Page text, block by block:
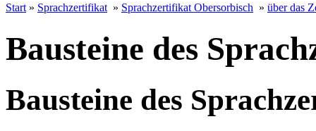
Start» Sprachzertifikat» Sprachzertifikat Obersorbisch » über das
Bausteine des
Bausteine des